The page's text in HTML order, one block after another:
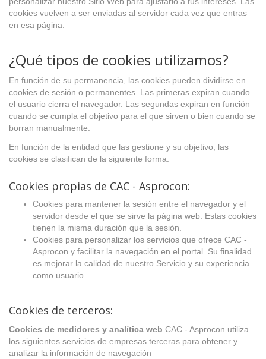
cookies vuelven a ser enviadas al servidor cada vez que entras
en esa página.
¿Qué tipos de cookies utilizamos?
En función de su permanencia, las cookies pueden dividirse en
cookies de sesión o permanentes. Las primeras expiran cuando
el usuario cierra el navegador. Las segundas expiran en función
cuando se cumpla el objetivo para el que sirven o bien cuando se
borran manualmente.
En función de la entidad que las gestione y su objetivo, las
cookies se clasifican de la siguiente forma:
Cookies propias de CAC - Asprocon:
Cookies para mantener la sesión entre el navegador y el
servidor desde el que se sirve la página web. Estas cookies
tienen la misma duración que la sesión.
Cookies para personalizar los servicios que ofrece CAC -
Asprocon y facilitar la navegación en el portal. Su finalidad
es mejorar la calidad de nuestro Servicio y su experiencia
como usuario.
Cookies de terceros:
Cookies de medidores y analítica web CAC - Asprocon utiliza
los siguientes servicios de empresas terceras para obtener y
analizar la información de navegación